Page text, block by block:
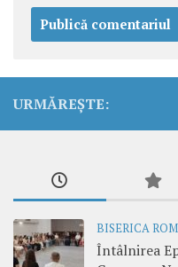
URMĂREȘTE:
BISERICA
Întâlnirea